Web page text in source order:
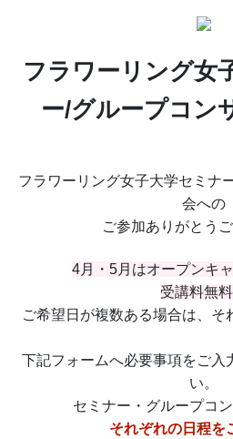
フラワーリング女
ー/グループコン
フラワーリング女子大学セミナ
会への
ご参加ありがとう
4月・5月はオープンキ
受講料無料
ご希望日が複数ある場合は、そ
下記フォームへ必要事項をご入
い。
セミナー・グループコ
それぞれの日程を